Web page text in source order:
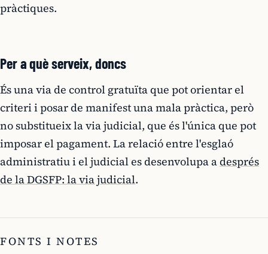
pràctiques.
Per a què serveix, doncs
És una via de control gratuïta que pot orientar el
criteri i posar de manifest una mala pràctica, però
no substitueix la via judicial, que és l'única que pot
imposar el pagament. La relació entre l'esglaó
administratiu i el judicial es desenvolupa adesprés
de la DGSFP: la via judicial.
FONTS I NOTES